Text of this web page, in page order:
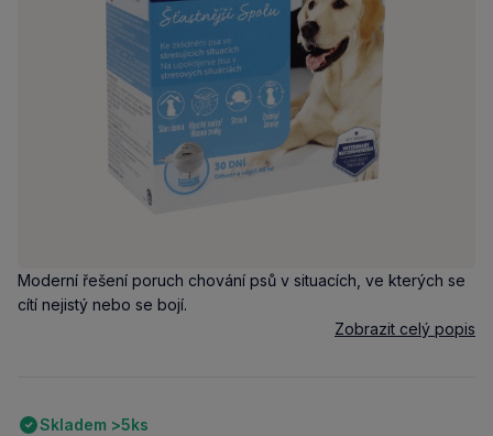
Moderní řešení poruch chování psů v situacích, ve kterých se
cítí nejistý nebo se bojí.
Zobrazit celý popis
Skladem >5ks